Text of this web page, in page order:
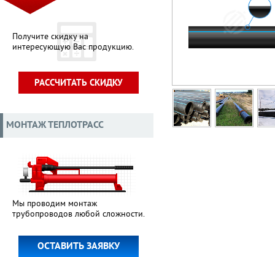
Получите скидку на
интересующую Вас продукцию.
РАССЧИТАТЬ СКИДКУ
МОНТАЖ ТЕПЛОТРАСС
Мы проводим монтаж
трубопроводов любой сложности.
ОСТАВИТЬ ЗАЯВКУ